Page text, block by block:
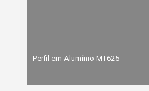
Perfil em Alumínio MT625